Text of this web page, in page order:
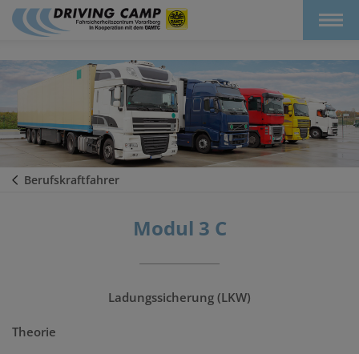
Modul 3 C
Ladungssicherung (LKW)
Berufskraftfahrer
Theorie